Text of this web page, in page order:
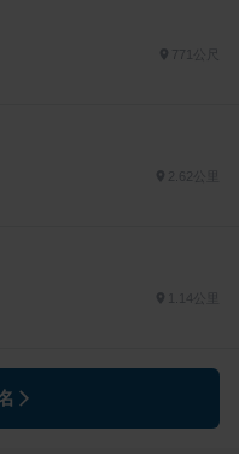
1.14公里